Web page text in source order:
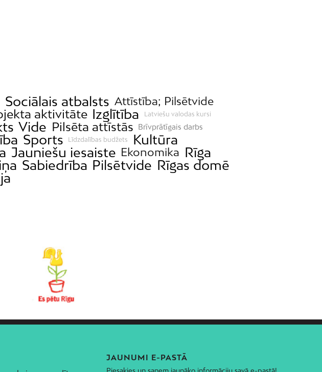
Sociālais atbalsts Attīstība; Pilsētvide
aktivitāte Izglītība Latviešu valodas kursi
Vide Pilsēta attīstās Brīvprātīgais darbs
Sports Līdzdalības budžets
Kultūra
Jauniešu iesaiste Ekonomika Rīga
Sabiedrība Pilsētvide Rīgas domē
JAUNUMI E-PASTĀ